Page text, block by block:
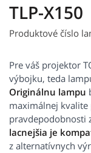
TLP-X150
Produktové číslo
Pre váš projektor
výbojku, teda
Originálnu lampu
maximálnej
pravdepodobnosti
lacnejšia je
z alternatívnych